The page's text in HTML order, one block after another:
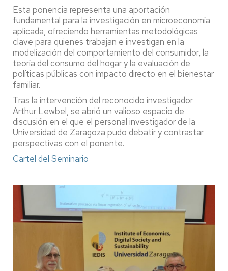
Esta ponencia representa una aportación
fundamental para la investigación en microeconomía
aplicada, ofreciendo herramientas metodológicas
clave para quienes trabajan e investigan en la
modelización del comportamiento del consumidor, la
teoría del consumo del hogar y la evaluación de
políticas públicas con impacto directo en el bienestar
familiar.
Tras la intervención del reconocido investigador
Arthur Lewbel, se abrió un valioso espacio de
discusión en el que el personal investigador de la
Universidad de Zaragoza pudo debatir y contrastar
perspectivas con el ponente.
Cartel del Seminario